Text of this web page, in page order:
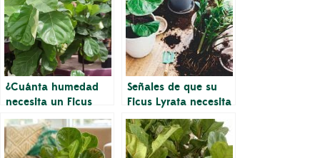
¿Cuánta humedad
necesita un Ficus
Lyrata?
Señales de que su
Ficus Lyrata necesita
más humedad